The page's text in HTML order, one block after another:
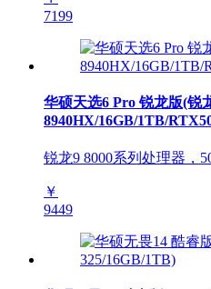
7199
华硕天选6 Pro 锐龙版(锐
8940HX/16GB/1TB/
锐龙9 8000系列处理器，
￥
9449